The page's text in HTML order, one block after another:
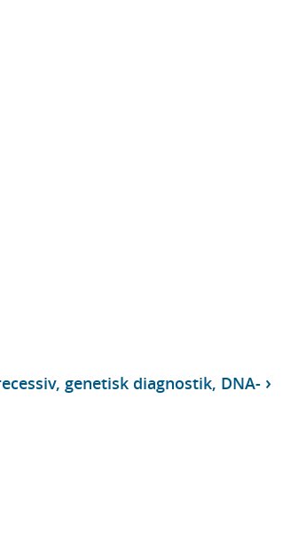
genetisk diagnostik, DNA-